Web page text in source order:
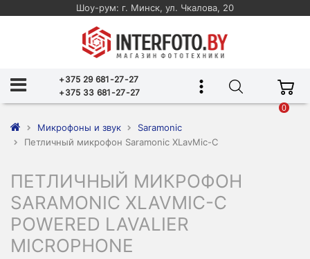
Шоу-рум: г. Минск, ул. Чкалова, 20
+375 29 681-27-27
+375 33 681-27-27
0
Микрофоны и звук
Saramonic
Петличный микрофон Saramonic XLavMic-C
ПЕТЛИЧНЫЙ МИКРОФОН
SARAMONIC XLAVMIC-C
POWERED LAVALIER
MICROPHONE